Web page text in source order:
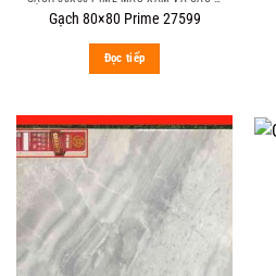
Gạch 80×80 Prime 27599
Đọc tiếp